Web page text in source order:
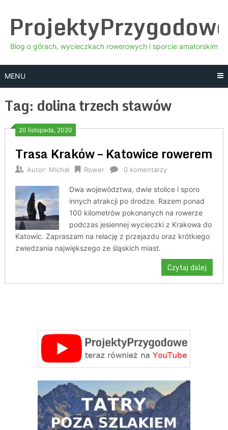
content
Blog o górach, wycieczkach rowerowych i sporcie amatorskim
MENU
Tag: dolina trzech stawów
20 listopada, 2020
Trasa Kraków – Katowice rowerem
Autor: Michał Rower 0 komentarzy
Dwa województwa, dwie stolice i sporo
innych atrakcji po drodze. Razem ponad
100 kilometrów pokonanych na rowerze
podczas jesiennej wycieczki z Krakowa do
Katowic. Zapraszam na relację z przejazdu oraz krótkiego
zwiedzania największego ze śląskich miast.
Czytaj dalej